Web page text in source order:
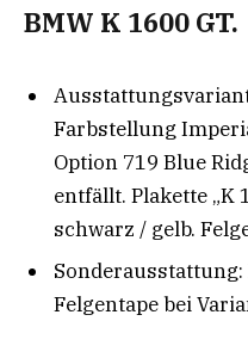
BMW K 1600 GT.
Farbstellung
Option 719 Blue
entfällt. Plakette „K
schwarz / gelb.
Felgentape bei